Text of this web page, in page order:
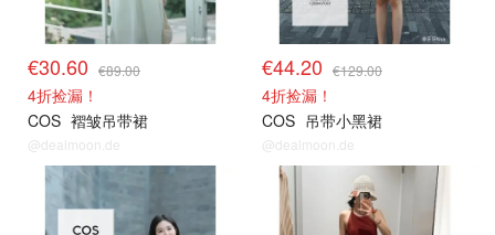
€30.60 €89.00
4折捡漏！
COS 褶皱吊带裙
@dealmoon.de
€44.20 €129.00
4折捡漏！
COS 吊带小黑裙
@dealmoon.de